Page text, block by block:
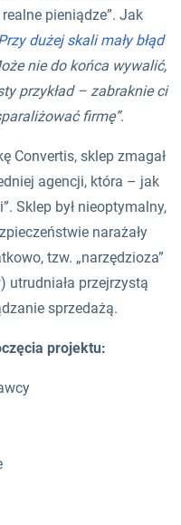
pieniądze”. Jak
dużej skali mały błąd
nie do końca wywalić,
przykład – zabraknie ci
firmę”.
Convertis, sklep zmagał
agencji, która – jak
Sklep był nieoptymalny,
narażały
tzw. „narzędzioza”
utrudniała przejrzystą
sprzedażą.
projektu: